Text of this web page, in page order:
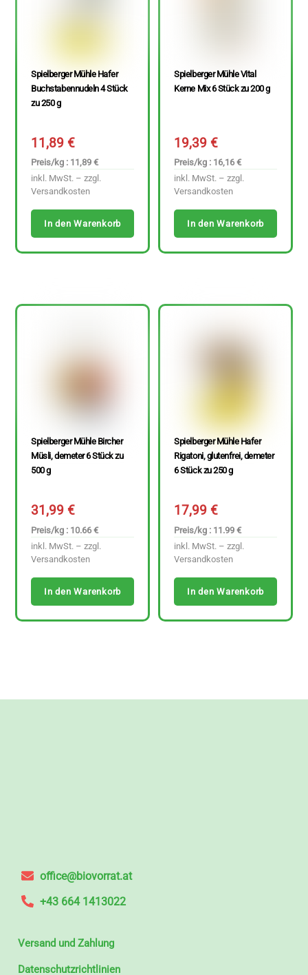
Spielberger Mühle Hafer
Buchstabennudeln 4 Stück
zu 250 g
11,89€
Preis/kg : 11,89 €
inkl. MwSt. – zzgl.
Versandkosten
In den Warenkorb
Spielberger Mühle Vital
Kerne Mix 6 Stück zu 200 g
19,39€
Preis/kg : 16,16 €
inkl. MwSt. – zzgl.
Versandkosten
In den Warenkorb
Spielberger Mühle Bircher
Müsli, demeter 6 Stück zu
500 g
31,99€
Preis/kg : 10.66 €
inkl. MwSt. – zzgl.
Versandkosten
In den Warenkorb
Spielberger Mühle Hafer
Rigatoni, glutenfrei, demeter
6 Stück zu 250 g
17,99€
Preis/kg : 11.99 €
inkl. MwSt. – zzgl.
Versandkosten
In den Warenkorb
office@biovorrat.at
+43 664 1413022
Versand und Zahlung
Datenschutzrichtlinien